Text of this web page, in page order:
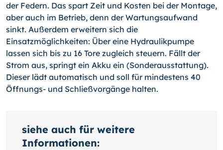
der Federn. Das spart Zeit und Kosten bei der Montage,
aber auch im Betrieb, denn der Wartungsaufwand
sinkt. Außerdem erweitern sich die
Einsatzmöglichkeiten: Über eine Hydraulikpumpe
lassen sich bis zu 16 Tore zugleich steuern. Fällt der
Strom aus, springt ein Akku ein (Sonderausstattung).
Dieser lädt automatisch und soll für mindestens 40
Öffnungs- und Schließvorgänge halten.
siehe auch für weitere
Informationen: